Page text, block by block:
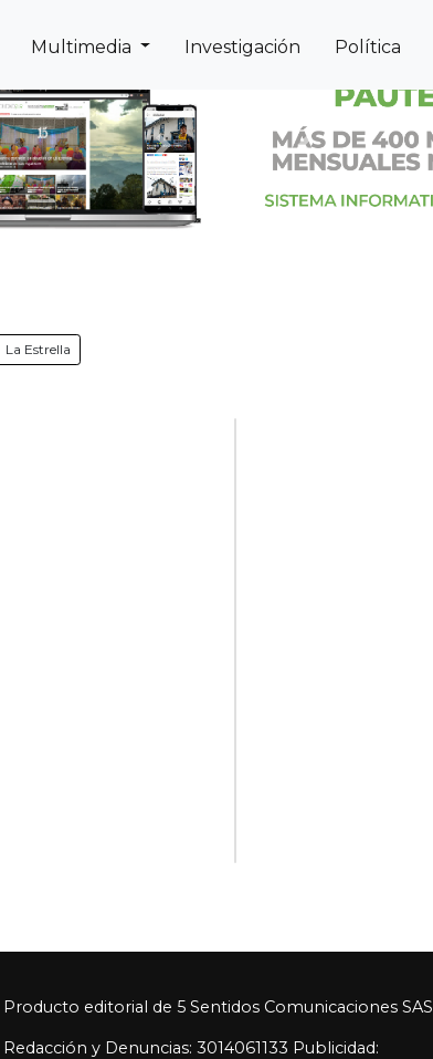
Multimedia Investigación Política
Next Previous
La Estrella
Producto editorial de 5 Sentidos Comunicaciones SAS
Redacción y Denuncias: 3014061133 Publicidad: